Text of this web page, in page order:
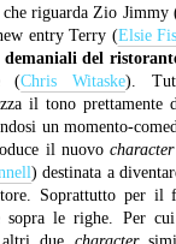
riguarda Zio Jimmy
entry Terry (Elsie
del
(Chris Witaske).
il tono prettamente
un momento-
il nuovo character
) destinata a
Soprattutto per
sopra le righe. Per